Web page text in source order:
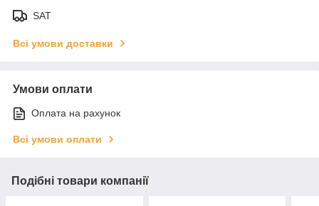
SAT
Всі умови доставки
Умови оплати
Оплата на рахунок
Всі умови оплати
Подібні товари компанії